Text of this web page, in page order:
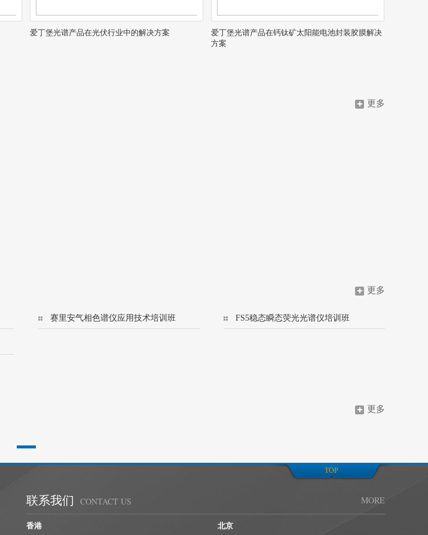
爱丁堡光谱产品在光伏行业中的解决方案
爱丁堡光谱产品在钙钛矿太阳能电池封装胶膜解决
方案
更多
更多
赛里安气相色谱仪应用技术培训班
FS5稳态瞬态荧光光谱仪培训班
更多
TOP
联系我们 CONTACT US MORE
香港 北京